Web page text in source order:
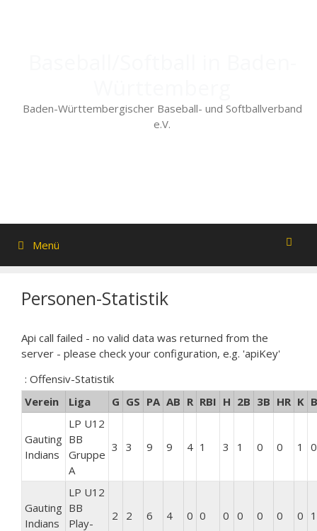
Baden-Württembergischer Baseball- und Softballverband
e.V.
Menü
Personen-Statistik
Api call failed - no valid data was returned from the
server - please check your configuration, e.g. 'apiKey'
: Offensiv-Statistik
Verein
Liga G GS PA AB R RBI H 2B 3B HR K
Gauting
Indians
LP U12
BB
Gruppe
A
3 3 9 9 4 1 3 1 0 0 1 0
Gauting
Indians
LP U12
BB
Play-
2 2 6 4 0 0 0 0 0 0 0 1